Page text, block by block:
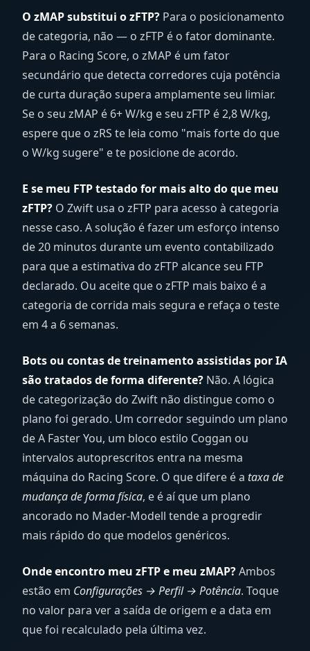
O zMAP substitui o zFTP? Para o posicionamento
de categoria, não — o zFTP é o fator dominante.
Para o Racing Score, o zMAP é um fator
secundário que detecta corredores cuja potência
de curta duração supera amplamente seu limiar.
Se o seu zMAP é 6+ W/kg e seu zFTP é 2,8 W/kg,
espere que o zRS te leia como "mais forte do que
o W/kg sugere" e te posicione de acordo.
E se meu FTP testado for mais alto do que meu
zFTP? O Zwift usa o zFTP para acesso à categoria
nesse caso. A solução é fazer um esforço intenso
de 20 minutos durante um evento contabilizado
para que a estimativa do zFTP alcance seu FTP
declarado. Ou aceite que o zFTP mais baixo é a
categoria de corrida mais segura e refaça o teste
em 4 a 6 semanas.
Bots ou contas de treinamento assistidas por IA
são tratados de forma diferente? Não. A lógica
de categorização do Zwift não distingue como o
plano foi gerado. Um corredor seguindo um plano
de A Faster You, um bloco estilo Coggan ou
intervalos autoprescritos entra na mesma
máquina do Racing Score. O que difere é a taxa de
mudança de forma física, e é aí que um plano
ancorado no Mader-Modell tende a progredir
mais rápido do que modelos genéricos.
Onde encontro meu zFTP e meu zMAP?Ambos
estão em Configurações → Perfil → Potência. Toque
no valor para ver a saída de origem e a data em
que foi recalculado pela última vez.